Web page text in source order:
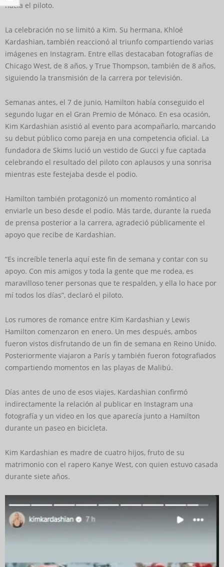
hacia el piloto.
La celebración no se limitó a Kim. Su hermana, Khloé
Kardashian, también reaccionó al triunfo compartiendo varias
imágenes en Instagram. Entre ellas destacaban fotografías de
Chicago West, de 8 años, y True Thompson, también de 8 años,
siguiendo la transmisión de la carrera por televisión.
Semanas antes, el 7 de junio, Hamilton había conseguido el
segundo lugar en el Gran Premio de Mónaco. En esa ocasión,
Kim Kardashian asistió al evento para acompañarlo, marcando
su debut público como pareja en una competencia oficial. La
fundadora de Skims lució un vestido de Gucci y fue captada
celebrando el resultado del piloto con aplausos y una sonrisa
mientras este festejaba desde el podio.
Hamilton también protagonizó un momento romántico al
enviarle un beso desde el podio. Más tarde, durante la rueda
de prensa posterior a la carrera, agradeció públicamente el
apoyo que recibe de Kardashian.
“Es increíble tenerla aquí este fin de semana y contar con su
apoyo. Con mis amigos y toda la gente que me rodea, es
maravilloso tener personas que te respalden, y ella lo hace por
mí todos los días”, declaró el piloto.
Los rumores de romance entre Kim Kardashian y Lewis
Hamilton comenzaron en enero. Un mes después, ambos
fueron vistos disfrutando de un fin de semana en Reino Unido.
Posteriormente viajaron a París y también fueron fotografiados
compartiendo momentos en las playas de Malibú.
Días antes de uno de esos viajes, Kardashian confirmó
indirectamente la relación al publicar en Instagram una
fotografía y un video en los que aparecía junto a Hamilton
durante un paseo en bicicleta.
Kim Kardashian es madre de cuatro hijos, fruto de su
matrimonio con el rapero Kanye West, con quien estuvo casada
durante siete años.